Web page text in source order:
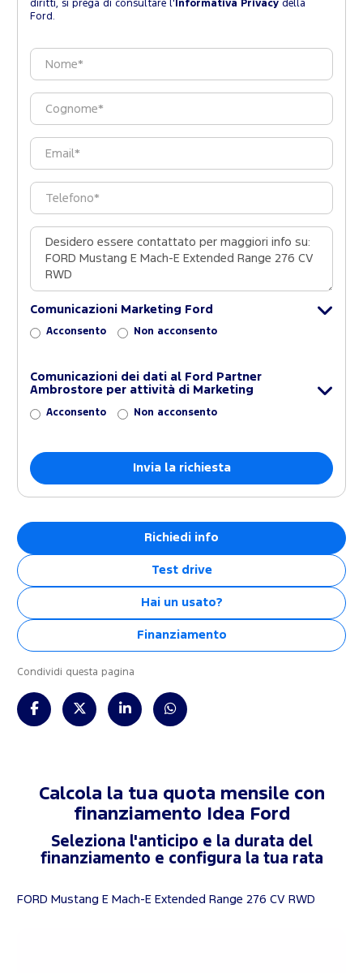
diritti, si prega di consultare l' Informativa Privacy della
Ford.
Comunicazioni Marketing Ford
Acconsento Non acconsento
Comunicazioni dei dati al Ford Partner
Ambrostore per attività di Marketing
Acconsento Non acconsento
Richiedi info
Test drive
Hai un usato?
Finanziamento
Condividi questa pagina
Calcola la tua quota mensile con
finanziamento
Idea Ford
Seleziona l'anticipo e la durata del
finanziamento e configura la tua rata
FORD Mustang E Mach-E Extended Range 276 CV RWD